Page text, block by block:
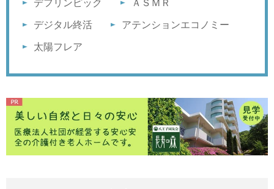
デフリンピック ＡＳＭＲ
デジタル終活 アテンションエコノミー
太陽フレア